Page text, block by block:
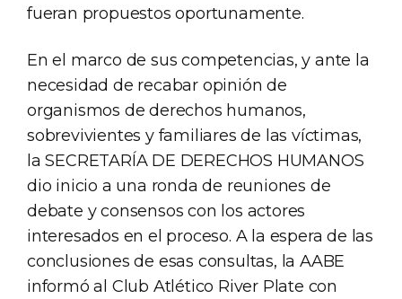
fueran propuestos oportunamente.
En el marco de sus competencias, y ante la
necesidad de recabar opinión de
organismos de derechos humanos,
sobrevivientes y familiares de las víctimas,
la SECRETARÍA DE DERECHOS HUMANOS
dio inicio a una ronda de reuniones de
debate y consensos con los actores
interesados en el proceso. A la espera de las
conclusiones de esas consultas, la AABE
informó al Club Atlético River Plate con